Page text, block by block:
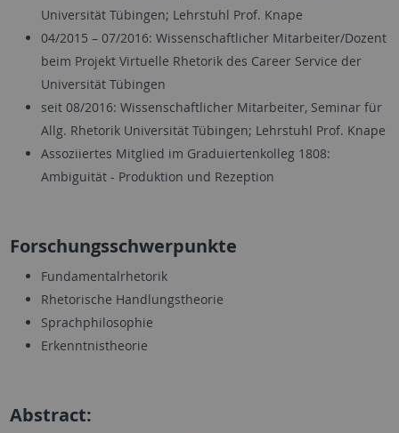
Universität Tübingen; Lehrstuhl Prof. Knape
04/2015 – 07/2016: Wissenschaftlicher Mitarbeiter/Dozent
beim Projekt Virtuelle Rhetorik des Career Service der
Universität Tübingen
seit 08/2016: Wissenschaftlicher Mitarbeiter, Seminar für
Allg. Rhetorik Universität Tübingen; Lehrstuhl Prof. Knape
Assoziiertes Mitglied im Graduiertenkolleg 1808:
Ambiguität - Produktion und Rezeption
Forschungsschwerpunkte
Fundamentalrhetorik
Rhetorische Handlungstheorie
Sprachphilosophie
Erkenntnistheorie
Abstract: